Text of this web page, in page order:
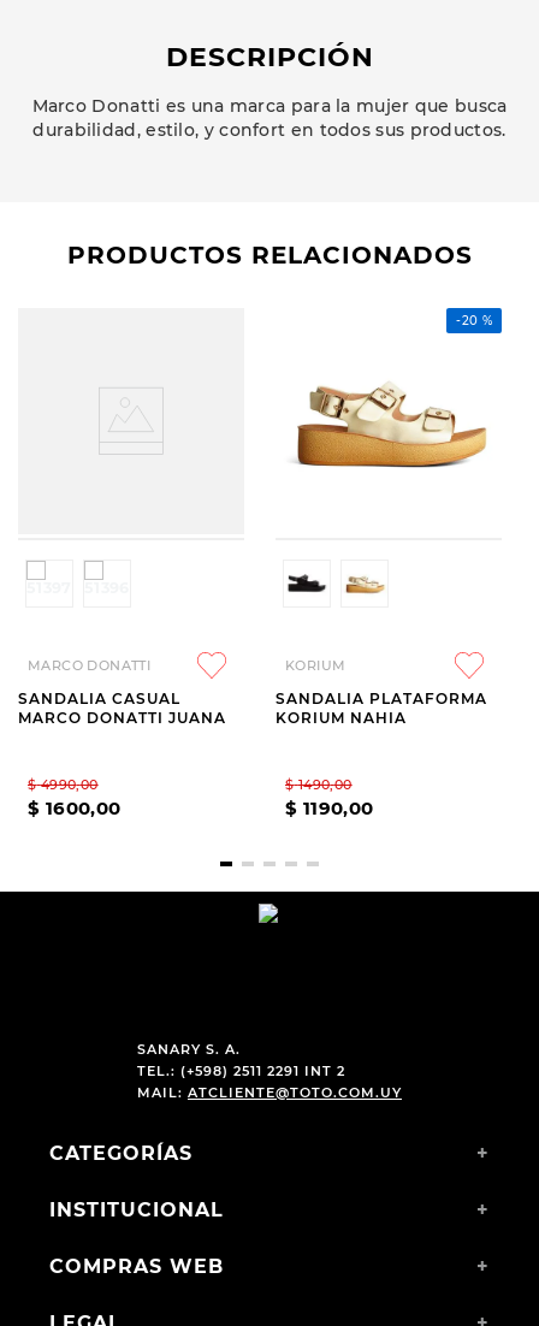
DESCRIPCIÓN
Marco Donatti es una marca para la mujer que busca
durabilidad, estilo, y confort en todos sus productos.
PRODUCTOS RELACIONADOS
MARCO DONATTI
SANDALIA CASUAL
MARCO DONATTI JUANA
$ 4990,00
$ 1600,00
-20 %
KORIUM
SANDALIA PLATAFORMA
KORIUM NAHIA
$ 1490,00
$ 1190,00
SANARY S. A.
TEL.: (+598) 2511 2291 INT 2
MAIL: ATCLIENTE@TOTO.COM.UY
CATEGORÍAS +
INSTITUCIONAL +
COMPRAS WEB +